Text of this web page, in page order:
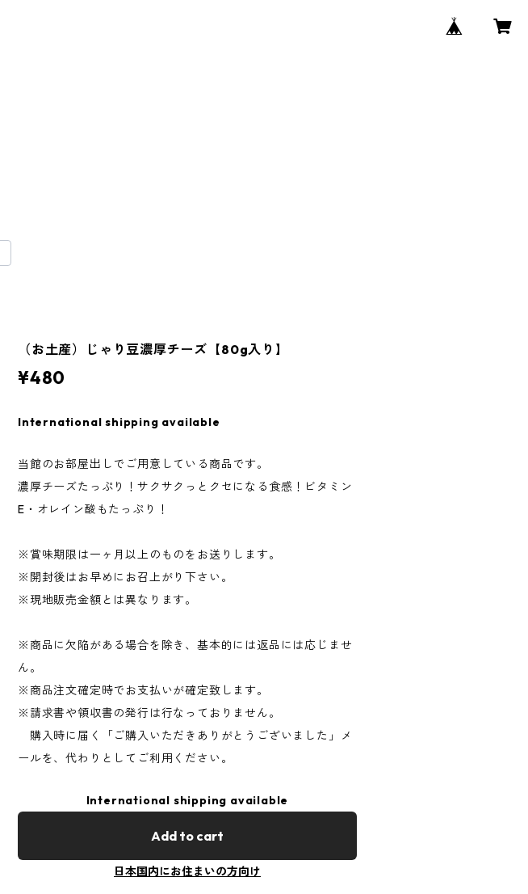
（お土産）じゃり豆濃厚チーズ【80g入り】
¥480
International shipping available
当館のお部屋出しでご用意している商品です。
濃厚チーズたっぷり！サクサクっとクセになる食感！ビタミン
E・オレイン酸もたっぷり！
※賞味期限は一ヶ月以上のものをお送りします。
※開封後はお早めにお召上がり下さい。
※現地販売金額とは異なります。
※商品に欠陥がある場合を除き、基本的には返品には応じませ
ん。
※商品注文確定時でお支払いが確定致します。
※請求書や領収書の発行は行なっておりません。
購入時に届く「ご購入いただきありがとうございました」メ
ールを、代わりとしてご利用ください。
International shipping available
Add to cart
日本国内にお住まいの方向け